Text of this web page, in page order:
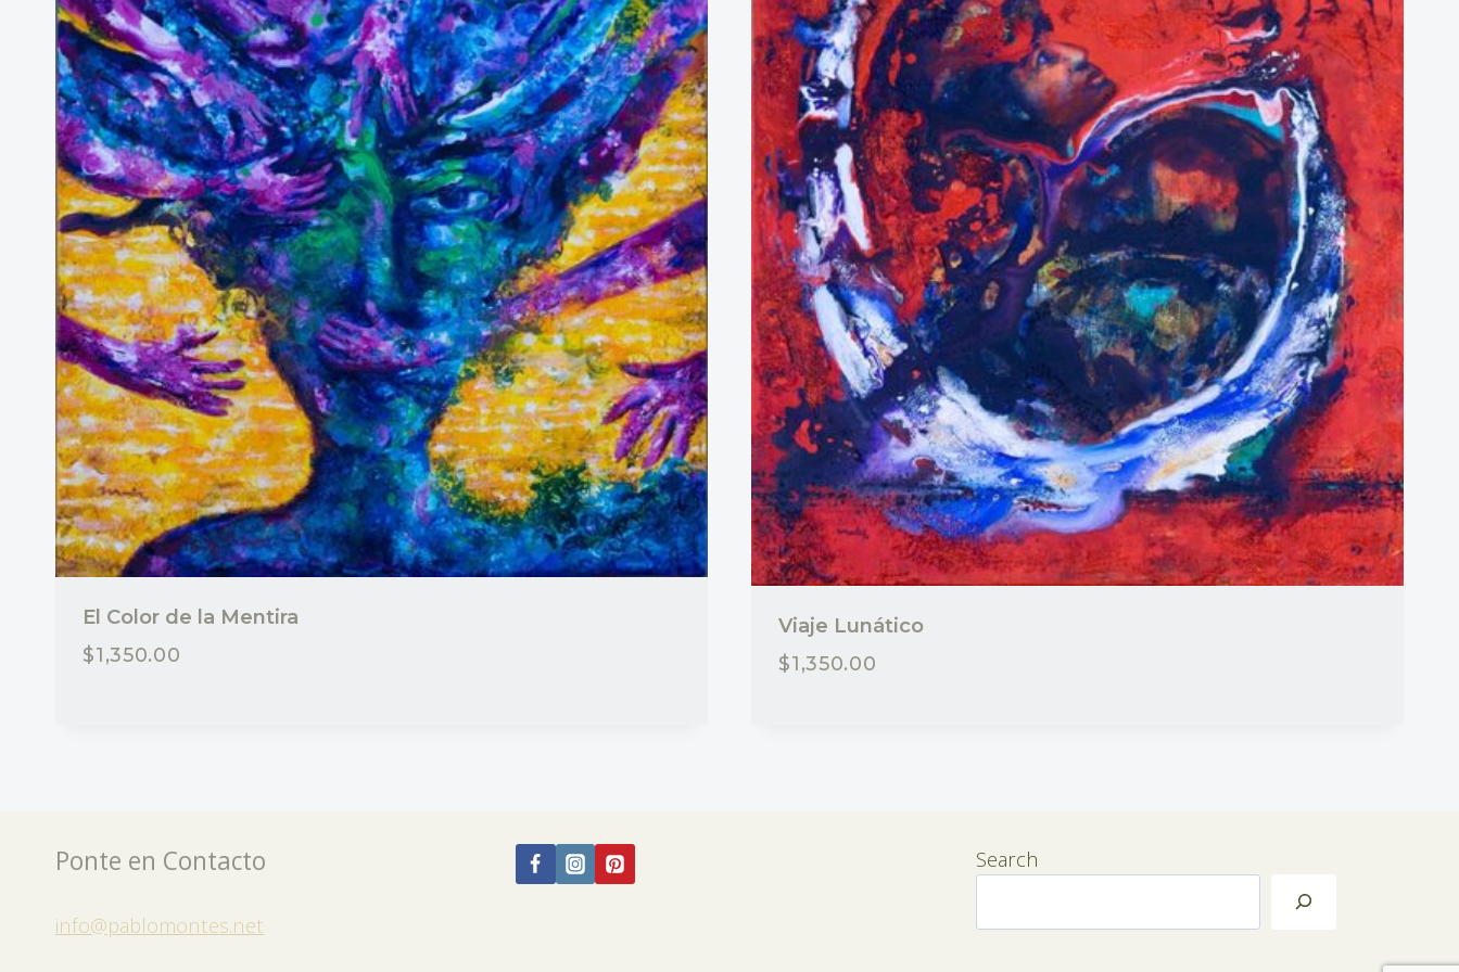
El Color de la Mentira
$1,350.00
Viaje Lunático
$1,350.00
Ponte en Contacto
info@pablomontes.net
Search